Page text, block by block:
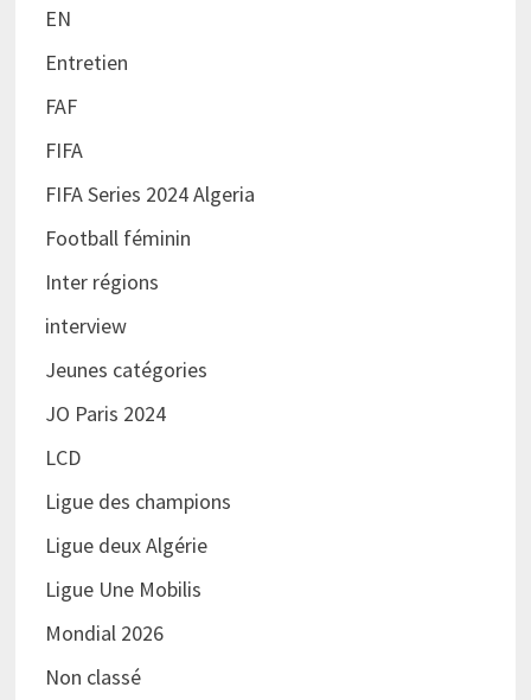
EN
Entretien
FAF
FIFA
FIFA Series 2024 Algeria
Football féminin
Inter régions
interview
Jeunes catégories
JO Paris 2024
LCD
Ligue des champions
Ligue deux Algérie
Ligue Une Mobilis
Mondial 2026
Non classé